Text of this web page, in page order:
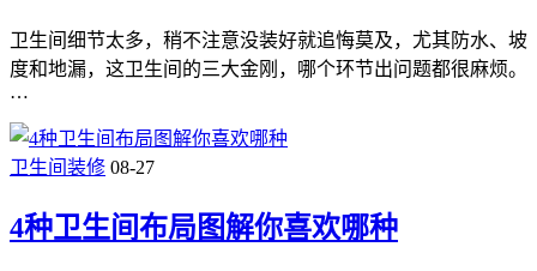
卫生间细节太多，稍不注意没装好就追悔莫及，尤其防水、坡
度和地漏，这卫生间的三大金刚，哪个环节出问题都很麻烦。
…
卫生间装修 08-27
4种卫生间布局图解你喜欢哪种